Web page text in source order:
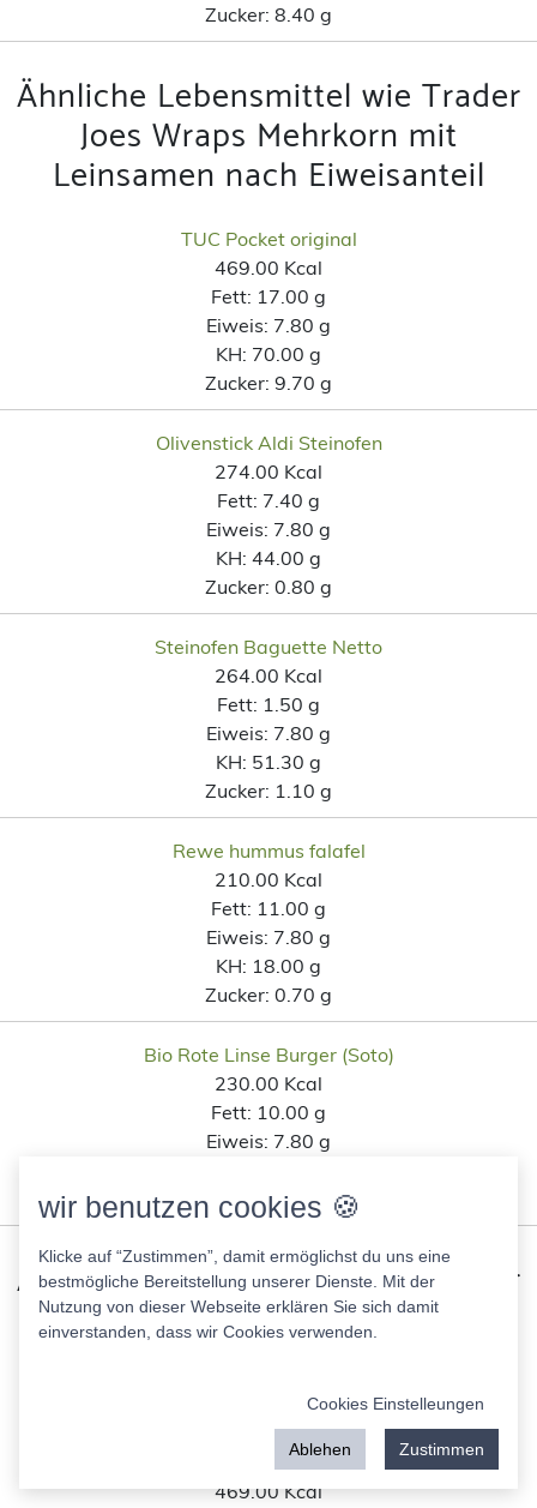
Zucker: 8.40 g
Ähnliche Lebensmittel wie Trader
Joes Wraps Mehrkorn mit
Leinsamen nach Eiweisanteil
TUC Pocket original
469.00 Kcal
Fett: 17.00 g
Eiweis: 7.80 g
KH: 70.00 g
Zucker: 9.70 g
Olivenstick Aldi Steinofen
274.00 Kcal
Fett: 7.40 g
Eiweis: 7.80 g
KH: 44.00 g
Zucker: 0.80 g
Steinofen Baguette Netto
264.00 Kcal
Fett: 1.50 g
Eiweis: 7.80 g
KH: 51.30 g
Zucker: 1.10 g
Rewe hummus falafel
210.00 Kcal
Fett: 11.00 g
Eiweis: 7.80 g
KH: 18.00 g
Zucker: 0.70 g
Bio Rote Linse Burger (Soto)
230.00 Kcal
Fett: 10.00 g
Eiweis: 7.80 g
Zucker:2.10 g
Ähnliche Lebensmittel wie Trader
Joes Wraps Mehrkorn mit
Kohlenhydratanteil
TUC Pocket original
469.00 Kcal
wir benutzen cookies 🍪
Klicke auf “Zustimmen”, damit ermöglichst du uns eine
bestmögliche Bereitstellung unserer Dienste. Mit der
Nutzung von dieser Webseite erklären Sie sich damit
einverstanden, dass wir Cookies verwenden.
Cookies Einstelleungen
Ablehen Zustimmen